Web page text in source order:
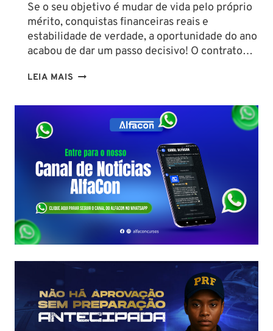
Se o seu objetivo é mudar de vida pelo próprio
mérito, conquistas financeiras reais e
estabilidade de verdade, a oportunidade do ano
acabou de dar um passo decisivo! O contrato…
LEIA MAIS CONCURSO
SC:
CONTRATO
A
FCC
É
ASSINADO
E
EDITAL
SALÁRIOS
A
R$
43